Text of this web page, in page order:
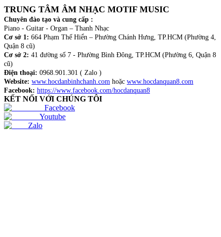
TRUNG TÂM ÂM NHẠC MOTIF MUSIC
Chuyên đào tạo và cung cấp :
Piano - Guitar - Organ – Thanh Nhạc
Cơ sở 1: 664 Phạm Thế Hiển – Phường Chánh Hưng, TP.HCM (Phường 4,
Quận 8 cũ)
Cơ sở 2: 41 đường số 7 - Phường Bình Đông, TP.HCM (Phường 6, Quận 8
cũ)
Điện thoại: 0968.901.301 ( Zalo )
Website: www.hocdanbinhchanh.com hoặc www.hocdanquan8.com
Facebook: https://www.facebook.com/hocdanquan8
KẾT NỐI VỚI CHÚNG TÔI
Facebook
Youtube
Zalo